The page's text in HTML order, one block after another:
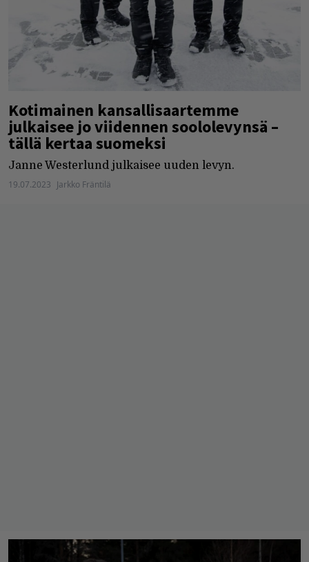
Kotimainen kansallisaartemme
julkaisee jo viidennen soololevynsä –
tällä kertaa suomeksi
Janne Westerlund julkaisee uuden levyn.
19.07.2023 Jarkko Fräntilä